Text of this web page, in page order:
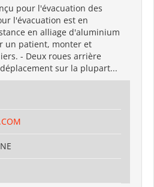
pour l'évacuation des
l'évacuation est en
en alliage d'aluminium
un patient, monter et
- Deux roues arrière
sur la plupart...